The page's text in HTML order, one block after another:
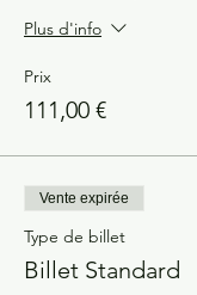
Plus d'info
Prix
111,00 €
Vente expirée
Type de billet
Billet Standard